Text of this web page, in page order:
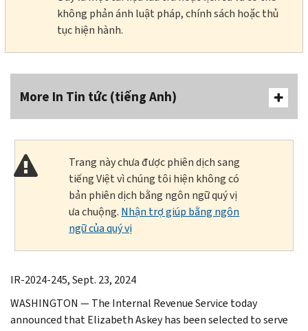
không phản ánh luật pháp, chính sách hoặc thủ
tục hiện hành.
More In Tin tức (tiếng Anh)
Trang này chưa được phiên dịch sang
tiếng Việt vì chúng tôi hiện không có
bản phiên dịch bằng ngôn ngữ quý vị
ưa chuộng. Nhận trợ giúp bằng ngôn
ngữ của quý vị
IR-2024-245, Sept. 23, 2024
WASHINGTON — The Internal Revenue Service today
announced that Elizabeth Askey has been selected to serve